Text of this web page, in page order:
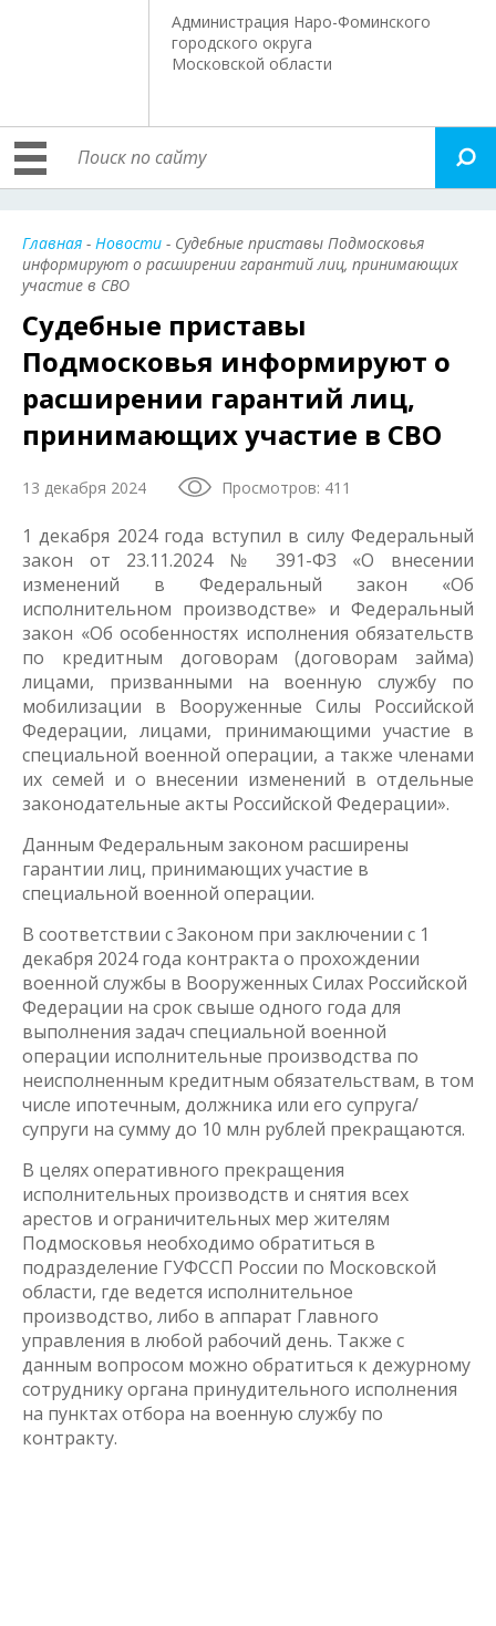
Администрация Наро-Фоминского
городского округа
Московской области
Главная - Новости - Судебные приставы Подмосковья
информируют о расширении гарантий лиц, принимающих
участие в СВО
Судебные приставы
Подмосковья информируют о
расширении гарантий лиц,
принимающих участие в СВО
13 декабря 2024 Просмотров: 411
1 декабря 2024 года вступил в силу Федеральный
закон от 23.11.2024 № 391-ФЗ «О внесении
изменений в Федеральный закон «Об
исполнительном производстве» и Федеральный
закон «Об особенностях исполнения обязательств
по кредитным договорам (договорам займа)
лицами, призванными на военную службу по
мобилизации в Вооруженные Силы Российской
Федерации, лицами, принимающими участие в
специальной военной операции, а также членами
их семей и о внесении изменений в отдельные
законодательные акты Российской Федерации».
Данным Федеральным законом расширены
гарантии лиц, принимающих участие в
специальной военной операции.
В соответствии с Законом при заключении с 1
декабря 2024 года контракта о прохождении
военной службы в Вооруженных Силах Российской
Федерации на срок свыше одного года для
выполнения задач специальной военной
операции исполнительные производства по
неисполненным кредитным обязательствам, в том
числе ипотечным, должника или его супруга/
супруги на сумму до 10 млн рублей прекращаются.
В целях оперативного прекращения
исполнительных производств и снятия всех
арестов и ограничительных мер жителям
Подмосковья необходимо обратиться в
подразделение ГУФССП России по Московской
области, где ведется исполнительное
производство, либо в аппарат Главного
управления в любой рабочий день. Также с
данным вопросом можно обратиться к дежурному
сотруднику органа принудительного исполнения
на пунктах отбора на военную службу по
контракту.